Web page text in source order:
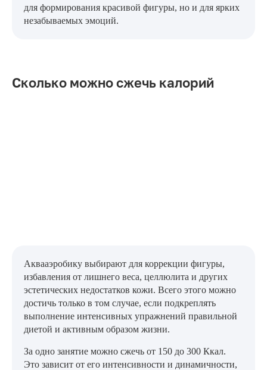
для формирования красивой фигуры, но и для ярких
незабываемых эмоций.
Сколько можно сжечь калорий
Аквааэробику выбирают для коррекции фигуры,
избавления от лишнего веса, целлюлита и других
эстетических недостатков кожи. Всего этого можно
достичь только в том случае, если подкреплять
выполнение интенсивных упражнений правильной
диетой и активным образом жизни.
За одно занятие можно сжечь от 150 до 300 Ккал.
Это зависит от его интенсивности и динамичности,